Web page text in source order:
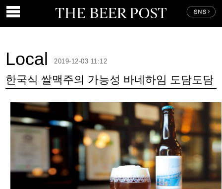
Local
한국식 쌀맥주의 가능성 바네하임 도담도담
2019-12-03 11:12